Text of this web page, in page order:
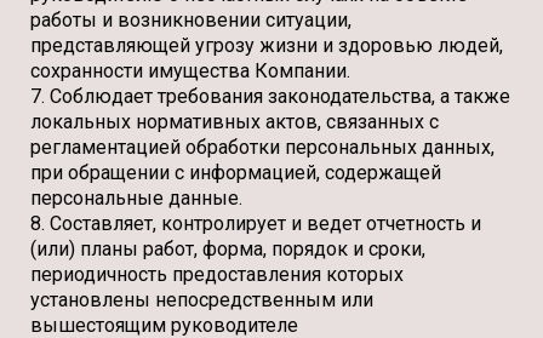
работы и возникновении ситуации,
представляющей угрозу жизни и здоровью людей,
сохранности имущества Компании.
7. Соблюдает требования законодательства, а также
локальных нормативных актов, связанных с
регламентацией обработки персональных данных,
при обращении с информацией, содержащей
персональные данные.
8. Составляет, контролирует и ведет отчетность и
(или) планы работ, форма, порядок и сроки,
периодичность предоставления которых
установлены непосредственным или
вышестоящим руководителе